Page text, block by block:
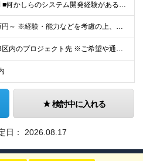
■学歴不問 ■何かしらのシステム開発経験がある方(2年以上・ジャンル不問) 【活かせる経験・スキル】 基本設計までの開発経験がある方なら即戦力として活躍いただけます。 【特に活かせるスキル】 ・J
■月給33万円～ ※経験・能力などを考慮の上、当社規定により優遇します。 ※上記にはみなし残業代(25時間分5万2563円)を含みます。25時間を超える残業には別途全額残業代を支給します。 ◎通勤
■東京都23区内のプロジェクト先 ※ご希望や通勤時間を考慮して、配属先を決定します。 【本社】 東京都新宿区西新宿4-10-19 3階 ＼オフィス移転！デスクも心機一転アップデート！／ 全席
検討中に入れる
日： 2026.08.17